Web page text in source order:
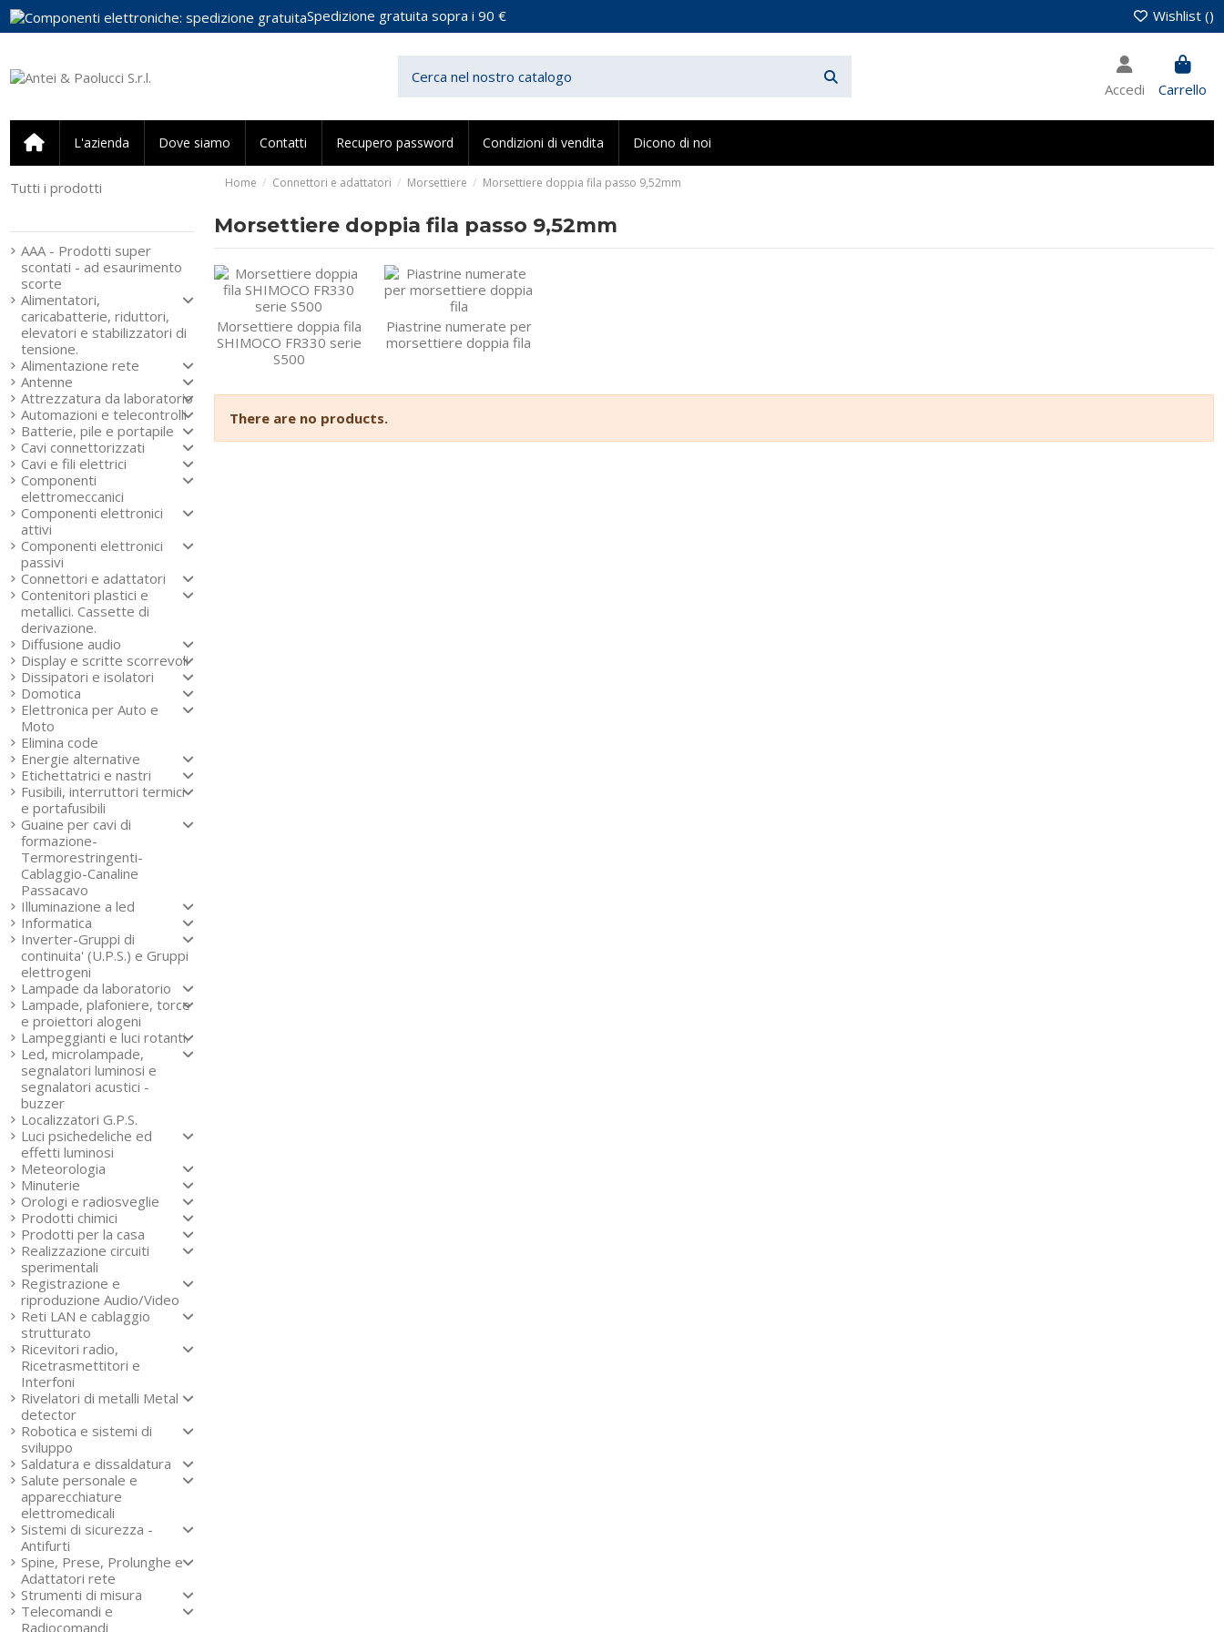
Spedizione gratuita sopra i 90 € Wishlist ()
Accedi Carrello
L'azienda Dove siamo Contatti Recupero password Condizioni di vendita Dicono di noi
Home Connettori e adattatori Morsettiere Morsettiere doppia fila passo 9,52mm
Morsettiere doppia fila passo 9,52mm
Morsettiere doppia fila
SHIMOCO FR330 serie
S500
Piastrine numerate per
morsettiere doppia fila
There are no products.
Tutti i prodotti
AAA - Prodotti super
scontati - ad esaurimento
scorte
Alimentatori,
caricabatterie, riduttori,
elevatori e stabilizzatori di
tensione.
Alimentazione rete
Antenne
Attrezzatura da laboratorio
Automazioni e telecontrolli
Batterie, pile e portapile
Cavi connettorizzati
Cavi e fili elettrici
Componenti
elettromeccanici
Componenti elettronici
attivi
Componenti elettronici
passivi
Connettori e adattatori
Contenitori plastici e
metallici. Cassette di
derivazione.
Diffusione audio
Display e scritte scorrevoli
Dissipatori e isolatori
Domotica
Elettronica per Auto e
Moto
Elimina code
Energie alternative
Etichettatrici e nastri
Fusibili, interruttori termici
e portafusibili
Guaine per cavi di
formazione-
Termorestringenti-
Cablaggio-Canaline
Passacavo
Illuminazione a led
Informatica
Inverter-Gruppi di
continuita' (U.P.S.) e Gruppi
elettrogeni
Lampade da laboratorio
Lampade, plafoniere, torce
e proiettori alogeni
Lampeggianti e luci rotanti.
Led, microlampade,
segnalatori luminosi e
segnalatori acustici -
buzzer
Localizzatori G.P.S.
Luci psichedeliche ed
effetti luminosi
Meteorologia
Minuterie
Orologi e radiosveglie
Prodotti chimici
Prodotti per la casa
Realizzazione circuiti
sperimentali
Registrazione e
riproduzione Audio/Video
Reti LAN e cablaggio
strutturato
Ricevitori radio,
Ricetrasmettitori e
Interfoni
Rivelatori di metalli Metal
detector
Robotica e sistemi di
sviluppo
Saldatura e dissaldatura
Salute personale e
apparecchiature
elettromedicali
Sistemi di sicurezza -
Antifurti
Spine, Prese, Prolunghe e
Adattatori rete
Strumenti di misura
Telecomandi e
Radiocomandi